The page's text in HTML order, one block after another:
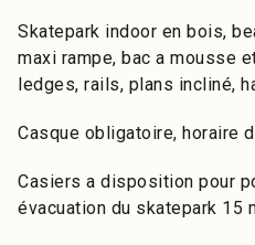
Skatepark indoor en bois,
maxi rampe, bac a mousse
ledges, rails, plans incliné,
Casque obligatoire, horaire
Casiers a disposition pour
évacuation du skatepark 15